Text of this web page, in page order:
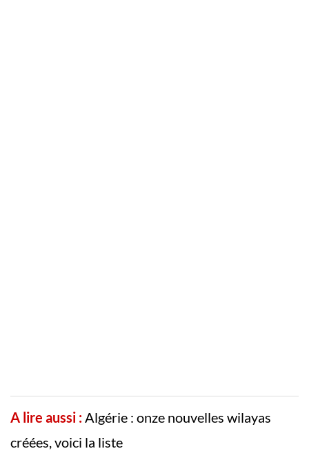
A lire aussi : Algérie : onze nouvelles wilayas
créées, voici la liste